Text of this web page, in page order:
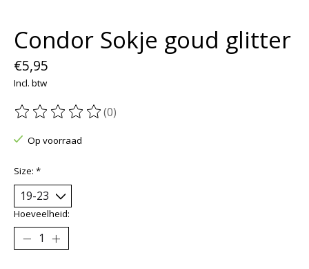
Condor Sokje goud glitter
€5,95
Incl. btw
De beoordeling van dit product is
(0)
Op voorraad
Size: *
Hoeveelheid: